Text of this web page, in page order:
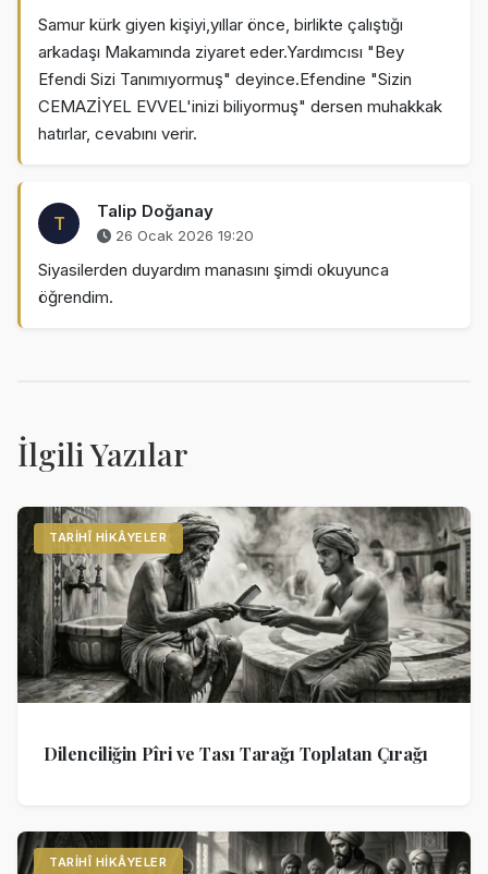
Samur kürk giyen kişiyi,yıllar önce, birlikte çalıştığı
arkadaşı Makamında ziyaret eder.Yardımcısı "Bey
Efendi Sizi Tanımıyormuş" deyince.Efendine "Sizin
CEMAZİYEL EVVEL'inizi biliyormuş" dersen muhakkak
hatırlar, cevabını verir.
T
Talip Doğanay
26 Ocak 2026 19:20
Siyasilerden duyardım manasını şimdi okuyunca
öğrendim.
İlgili Yazılar
TARIHÎ HIKÂYELER
Dilenciliğin Pîri ve Tası Tarağı Toplatan Çırağı
TARIHÎ HIKÂYELER